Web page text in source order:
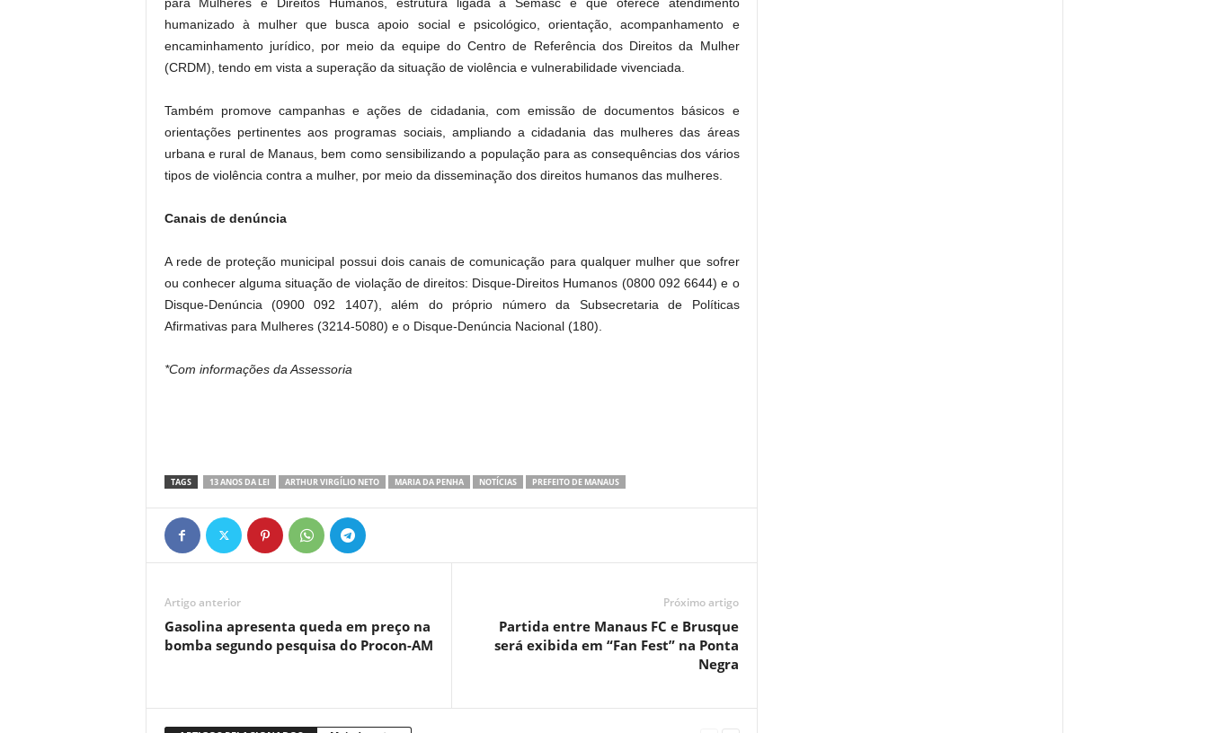
humanizado à mulher que busca apoio social e psicológico, orientação, acompanhamento e
encaminhamento jurídico, por meio da equipe do Centro de Referência dos Direitos da Mulher
(CRDM), tendo em vista a superação da situação de violência e vulnerabilidade vivenciada.
Também promove campanhas e ações de cidadania, com emissão de documentos básicos e
orientações pertinentes aos programas sociais, ampliando a cidadania das mulheres das áreas
urbana e rural de Manaus, bem como sensibilizando a população para as consequências dos vários
tipos de violência contra a mulher, por meio da disseminação dos direitos humanos das mulheres.
Canais de denúncia
A rede de proteção municipal possui dois canais de comunicação para qualquer mulher que sofrer
ou conhecer alguma situação de violação de direitos: Disque-Direitos Humanos (0800 092 6644) e o
Disque-Denúncia (0900 092 1407), além do próprio número da Subsecretaria de Políticas
Afirmativas para Mulheres (3214-5080) e o Disque-Denúncia Nacional (180).
*Com informações da Assessoria
TAGS 13 ANOS DA LEI ARTHUR VIRGÍLIO NETO MARIA DA PENHA NOTÍCIAS PREFEITO DE MANAUS
Artigo anterior
Gasolina apresenta queda em preço na
bomba segundo pesquisa do Procon-AM
Próximo artigo
Partida entre Manaus FC e Brusque
será exibida em “Fan Fest” na Ponta
Negra